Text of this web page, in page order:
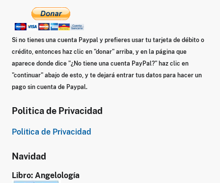
Si no tienes una cuenta Paypal y prefieres usar tu tarjeta de débito o
crédito, entonces haz clic en "donar" arriba, y en la página que
aparece donde dice "¿No tiene una cuenta PayPal?" haz clic en
"continuar" abajo de esto, y te dejará entrar tus datos para hacer un
pago sin cuenta de Paypal.
Politica de Privacidad
Politica de Privacidad
Navidad
Libro: Angelología